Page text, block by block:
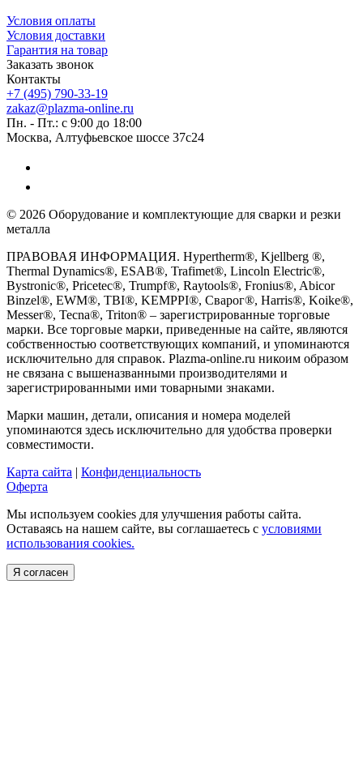
Условия оплаты
Условия доставки
Гарантия на товар
Заказать звонок
Контакты
+7 (495) 790-33-19
zakaz@plazma-online.ru
Пн. - Пт.: с 9:00 до 18:00
Москва, Алтуфьевское шоссе 37с24
© 2026 Оборудование и комплектующие для сварки и резки
металла
ПРАВОВАЯ ИНФОРМАЦИЯ. Hypertherm®, Kjellberg ®,
Thermal Dynamics®, ESAB®, Trafimet®, Lincoln Electric®,
Bystronic®, Pricetec®, Trumpf®, Raytools®, Fronius®, Abicor
Binzel®, EWM®, TBI®, KEMPPI®, Сварог®, Harris®, Koike®,
Messer®, Tecna®, Triton® – зарегистрированные торговые
марки. Все торговые марки, приведенные на сайте, являются
собственностью соответствующих компаний, и упоминаются
исключительно для справок. Plazma-online.ru никоим образом
не связана с вышеназванными производителями и
зарегистрированными ими товарными знаками.
Марки машин, детали, описания и номера моделей
упоминаются здесь исключительно для удобства проверки
совместимости.
Карта сайта | Конфиденциальность
Оферта
Мы используем cookies для улучшения работы сайта.
Оставаясь на нашем сайте, вы соглашаетесь с условиями
использования cookies.
Я согласен